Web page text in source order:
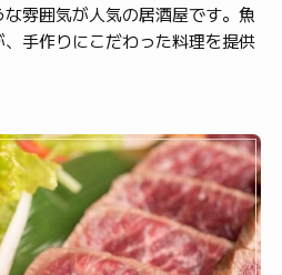
雰囲気が人気の居酒屋です。魚
手作りにこだわった料理を提供